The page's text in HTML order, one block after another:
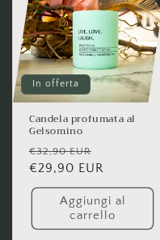
In offerta
Candela profumata al
Gelsomino
Prezzo
di
listino
€32,90 EUR
scontato
€29,90 EUR
Aggiungi al
carrello